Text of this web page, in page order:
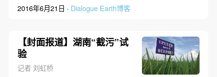
2016年6月21日 · Dialogue Earth博客
【封面报道】湖南“截污”试
验
记者 刘虹桥